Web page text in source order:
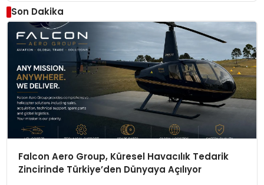
Son Dakika
Falcon Aero Group, Küresel Havacılık Tedarik
Zincirinde Türkiye’den Dünyaya Açılıyor